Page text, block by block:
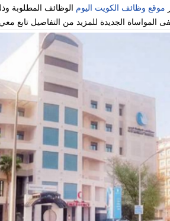
موقع وظائف الكويت اليوم الوظائف المطلوبة
المواساة الجديدة للمزيد من التفاصيل تابع